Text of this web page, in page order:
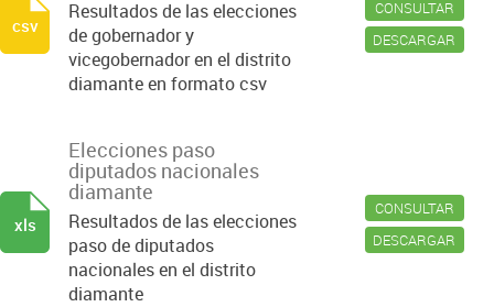
CONSULTAR
DESCARGAR
Resultados de las elecciones
de gobernador y
vicegobernador en el distrito
diamante en formato csv
csv
CONSULTAR
DESCARGAR
Elecciones paso
diputados nacionales
diamante
Resultados de las elecciones
paso de diputados
nacionales en el distrito
diamante
xls